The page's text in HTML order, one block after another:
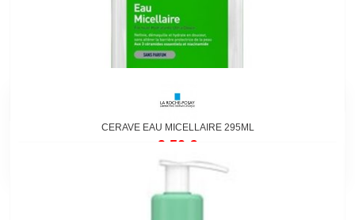
CERAVE EAU MICELLAIRE 295ML
9,50 €